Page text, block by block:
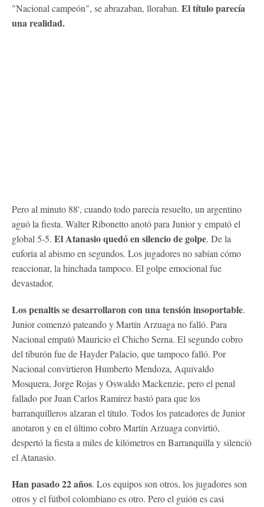
"Nacional campeón", se abrazaban, lloraban. El título parecía
una realidad.
Pero al minuto 88', cuando todo parecía resuelto, un argentino
aguó la fiesta. Walter Ribonetto anotó para Junior y empató el
global 5-5. El Atanasio quedó en silencio de golpe. De la
euforia al abismo en segundos. Los jugadores no sabían cómo
reaccionar, la hinchada tampoco. El golpe emocional fue
devastador.
Los penaltis se desarrollaron con una tensión insoportable.
Junior comenzó pateando y Martín Arzuaga no falló. Para
Nacional empató Mauricio el Chicho Serna. El segundo cobro
del tiburón fue de Hayder Palacio, que tampoco falló. Por
Nacional convirtieron Humberto Mendoza, Aquivaldo
Mosquera, Jorge Rojas y Oswaldo Mackenzie, pero el penal
fallado por Juan Carlos Ramírez bastó para que los
barranquilleros alzaran el título. Todos los pateadores de Junior
anotaron y en el último cobro Martín Arzuaga convirtió,
despertó la fiesta a miles de kilómetros en Barranquilla y silenció
el Atanasio.
Han pasado 22 años. Los equipos son otros, los jugadores son
otros y el fútbol colombiano es otro. Pero el guión es casi